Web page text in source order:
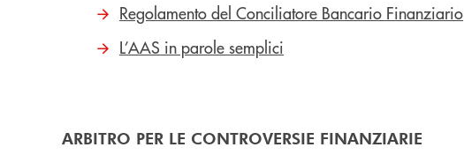
Regolamento del Conciliatore Bancario Finanziario
L’AAS in parole semplici
ARBITRO PER LE CONTROVERSIE FINANZIARIE